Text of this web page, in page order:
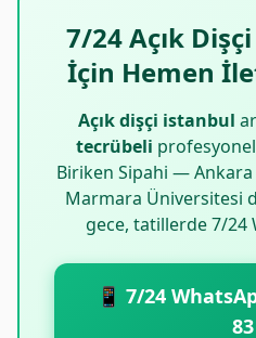
7/24 Açık
İçin Hemen
Açık dişçi istanbul
tecrübeli
Biriken Sipahi —
Marmara Üniversitesi
gece, tatillerde 7/24
📱 7/24
83